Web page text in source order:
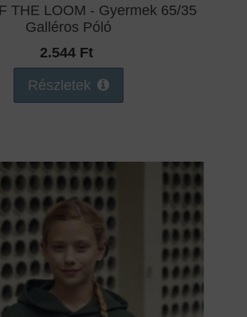
THE LOOM - Gyermek 65/35
Galléros Póló
2.544 Ft
Részletek